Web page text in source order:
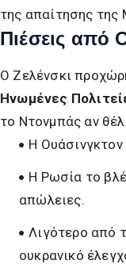
της απαίτησης
Πιέσεις από
Ο Ζελένσκι
Ηνωμένες
το Ντονμπάς αν
Η
Η Ρωσία το
απώλειες.
Λιγότερο από
ουκρανικό